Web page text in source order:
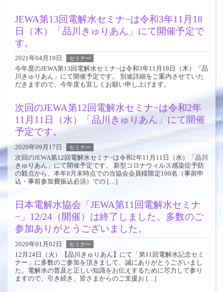
JEWA第13回電解水セミナ−は令和3年11月18
日（木）「品川きゅりあん」にて開催予定で
す。
2021年04月19日 セミナー
今年度のJEWA第13回電解水セミナ−は令和3年11月18日（木）「品
川きゅりあん」にて開催予定です。 別途詳細をご案内させていた
だきますので、今年度も宜しくお願い申し上げます。
次回のJEWA第12回電解水セミナ−は令和2年
11月11日（水）「品川きゅりあん」にて開催
予定です。
2020年09月17日 セミナー
次回のJEWA第12回電解水セミナ−は令和2年11月11日（水）「品川
きゅりあん」にて開催予定です。 新型コロナウィルス感染症予防
の観点から、本年8月末時点での当協会会員様限定100名（事前申
込・事前参加費振込必須）での […]
日本電解水協会「JEWA第11回電解水セミナ
−」12/24（開催）は終了しました。多数のご
参加ありがとうございました。
2020年01月02日 セミナー
12月24日（火）【品川きゅりあん】にて「第11回電解水記念セミ
ナー」に多数のご参加を頂きまして、誠にありがとうございまし
た。電解水の普及と正しい知識をお伝えするために尽力して参り
ますので、引き続き、皆さまからのご支援お […]